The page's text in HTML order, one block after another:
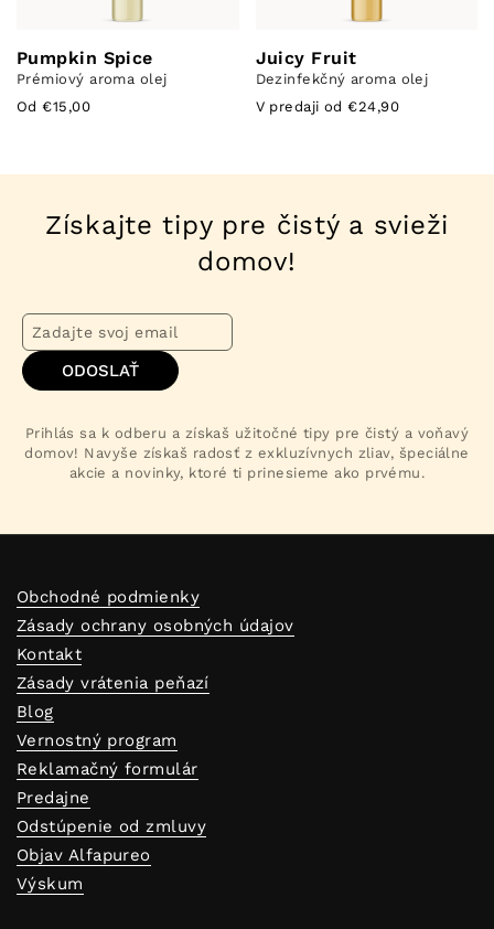
Pumpkin Spice
Prémiový aroma olej
Od €15,00
Juicy Fruit
Dezinfekčný aroma olej
V predaji od €24,90
Získajte tipy pre čistý a svieži
domov!
ODOSLAŤ
Prihlás sa k odberu a získaš užitočné tipy pre čistý a voňavý
domov! Navyše získaš radosť z exkluzívnych zliav, špeciálne
akcie a novinky, ktoré ti prinesieme ako prvému.
Obchodné podmienky
Zásady ochrany osobných údajov
Kontakt
Zásady vrátenia peňazí
Blog
Vernostný program
Reklamačný formulár
Predajne
Odstúpenie od zmluvy
Objav Alfapureo
Výskum